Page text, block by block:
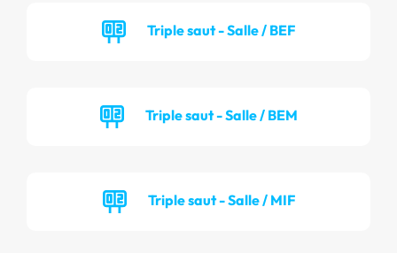
Triple saut - Salle / BEF
Triple saut - Salle / BEM
Triple saut - Salle / MIF